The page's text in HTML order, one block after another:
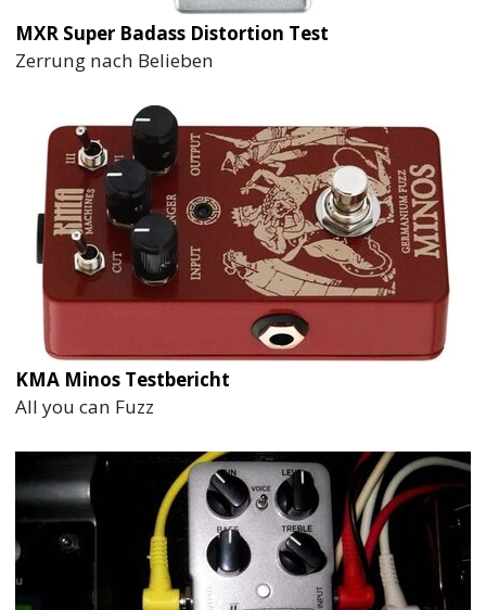
MXR Super Badass Distortion Test
Zerrung nach Belieben
KMA Minos Testbericht
All you can Fuzz